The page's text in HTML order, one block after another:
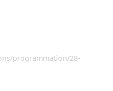
programmation/28-